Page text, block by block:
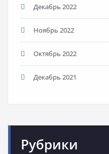
Декабрь 2022
Ноябрь 2022
Октябрь 2022
Декабрь 2021
Рубрики